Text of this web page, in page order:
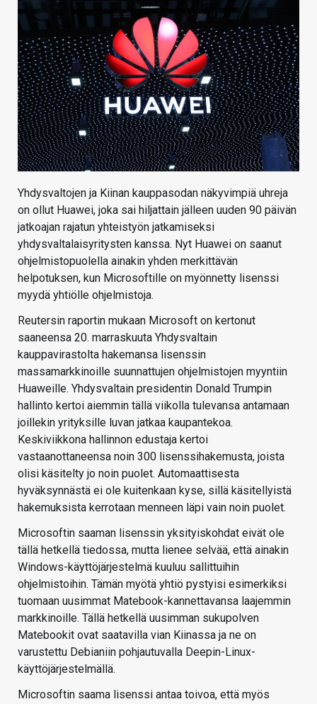
VAIHDA TEEMA
HAKU
Yhdysvaltojen ja Kiinan kauppasodan näkyvimpiä uhreja
on ollut Huawei, joka sai hiljattain jälleen uuden 90 päivän
jatkoajan rajatun yhteistyön jatkamiseksi
yhdysvaltalaisyritysten kanssa. Nyt Huawei on saanut
ohjelmistopuolella ainakin yhden merkittävän
helpotuksen, kun Microsoftille on myönnetty lisenssi
myydä yhtiölle ohjelmistoja.
Reutersin raportin mukaan Microsoft on kertonut
saaneensa 20. marraskuuta Yhdysvaltain
kauppavirastolta hakemansa lisenssin
massamarkkinoille suunnattujen ohjelmistojen myyntiin
Huaweille. Yhdysvaltain presidentin Donald Trumpin
hallinto kertoi aiemmin tällä viikolla tulevansa antamaan
joillekin yrityksille luvan jatkaa kaupantekoa.
Keskiviikkona hallinnon edustaja kertoi
vastaanottaneensa noin 300 lisenssihakemusta, joista
olisi käsitelty jo noin puolet. Automaattisesta
hyväksynnästä ei ole kuitenkaan kyse, sillä käsitellyistä
hakemuksista kerrotaan menneen läpi vain noin puolet.
Microsoftin saaman lisenssin yksityiskohdat eivät ole
tällä hetkellä tiedossa, mutta lienee selvää, että ainakin
Windows-käyttöjärjestelmä kuuluu sallittuihin
ohjelmistoihin. Tämän myötä yhtiö pystyisi esimerkiksi
tuomaan uusimmat Matebook-kannettavansa laajemmin
markkinoille. Tällä hetkellä uusimman sukupolven
Matebookit ovat saatavilla vian Kiinassa ja ne on
varustettu Debianiin pohjautuvalla Deepin-Linux-
käyttöjärjestelmällä.
Microsoftin saama lisenssi antaa toivoa, että myös